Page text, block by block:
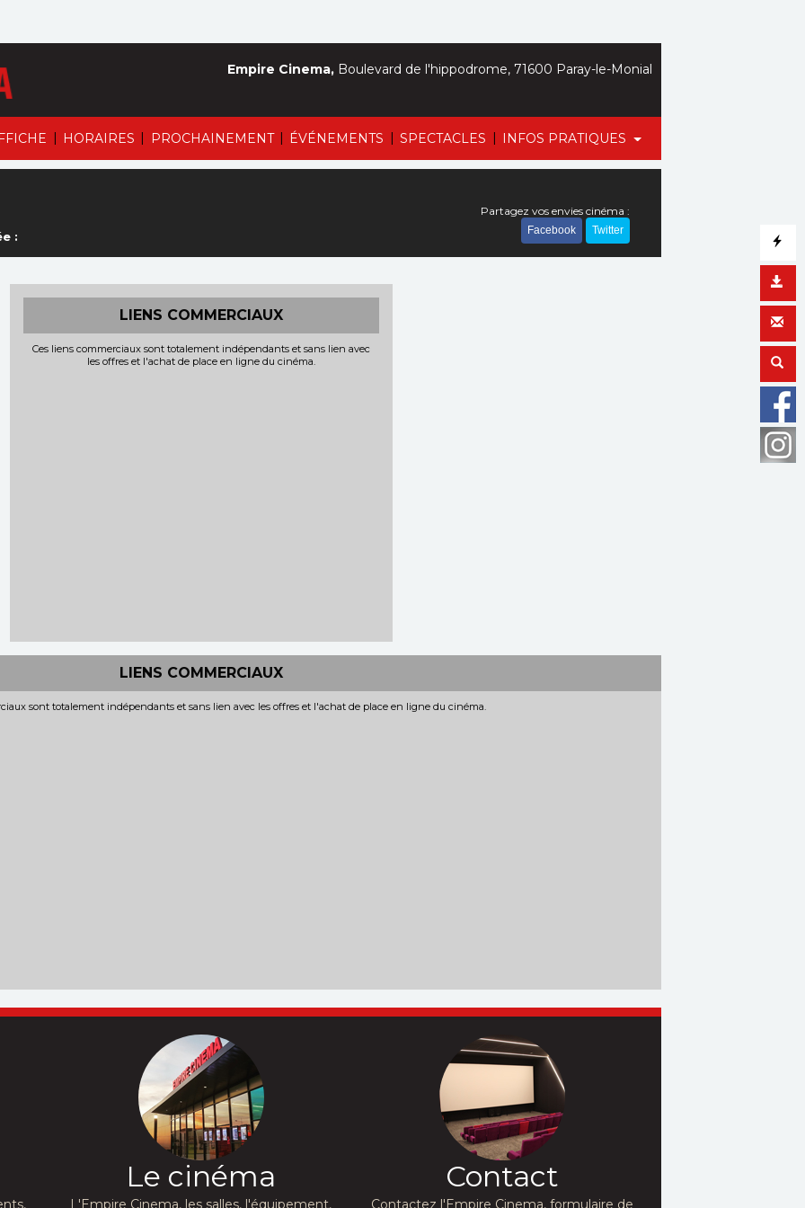
| HORAIRES | PROCHAINEMENT | ÉVÉNEMENTS | SPECTACLES | INFOS PRATIQUES
Empire Cinema, Boulevard de l'hippodrome, 71600 Paray-le-Monial
:
Partagez vos envies cinéma :
Facebook Twitter
LIENS COMMERCIAUX
Ces liens commerciaux sont totalement indépendants et sans lien avec
les offres et l'achat de place en ligne du cinéma.
LIENS COMMERCIAUX
sont totalement indépendants et sans lien avec les offres et l'achat de place en ligne du cinéma.
Le cinéma
L'Empire Cinema, les salles, l'équipement,
Contact
Contactez l'Empire Cinema, formulaire de